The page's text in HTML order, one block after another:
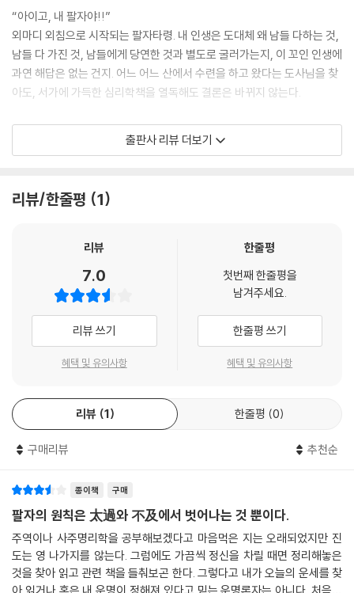
기 운명에 대한 모독이나 다름없다. 이런 식으로는 자기 운명의 주인이 될
수 없다. 운명의 주인이 된다는 것은 결과로 이어지는 촘촘한 원인망을 살
피고 주어진 결과를 몸으로 수용하는 일이다. 즉, 모든 인과에 책임을 지는
것이다. 결국 자기 스스로 풀어 낸 사주명리가 가장 자기 자신을 위한 사주
해석일 터이다. 따라서 사주명리를 스스로 익히는 것은 자신의 삶과 운명
을 해석하는 아주 괜찮은 방법론이 될 것이다.
---「사주명리학 개요: 운명의 열쇠를 찾아서」중에서
비행으로 바쁘고 힘든데 대학원이라니 주변에선 그게 가능하냐며 많이 놀
못 내는 일들을 별 어려움 없이 해내게 했다. 전공이 관광경영이니만큼 대
는 것도 재미있었고, 내가 승무원이라 더 주목받는 것도 좋았다. 이런 것들
이 나를 더 빛나게 해준다고 생각했기에 힘든 줄도 몰랐다.
---「비겁과다: 빛나고 싶은 경주마」중에서
일반적으로 무토가 갖는 대책 없는 낙관주의도 이에 한 몫을 했다. 누군가
의 돌봄을 기대할 수 없는 척박한 땅에서 살아가려면 스스로 살아남는 법
을 터득해야 하고 어떤 상황에서도 굴하지 않는 강인한 생명력이 필요하
는 힘겨움과 뿌듯함을 즐기는 경향이 있다. 거기다가 든든한 비견들까지
함께하니 좌절을 잘 모른다. 늘 자신이 있어 보인다. 언젠가 막내조카가 고
3의 힘겨움을 토로하면서 “고모는 어디서 그런 자신감이 나와?”라고 물
에는 힘든 처지에 있는 사람을 도우려는 사람들이 참 많다는 걸 믿는 데서
---「식상과다: 류머티즘, 나의 운명! 나의 스승!」중에서
주지하듯 난 어장관리 스캔들 이후 성공학으로 튀었다. 어장관리에서 성공
학이라니?! 대체 이 뜬금없는 전개는 어떻게 이해해야 할까? 흥미로운 건,
“아이고, 내 팔자야!!”
외마디 외침으로 시작되는 팔자타령. 내 인생은 도대체 왜 남들 다하는 것,
남들 다 가진 것, 남들에게 당연한 것과 별도로 굴러가는지, 이 꼬인 인생에
과연 해답은 없는 건지. 어느 어느 산에서 수련을 하고 왔다는 도사님을 찾
아도, 서가에 가득한 심리학책을 열독해도 결론은 바뀌지 않는다.
“사람들은 아프다. 아프고 또 괴롭다. 아픔과 괴로움, 둘은 아주 종종 겹쳐
진다. 암은 감기만큼 흔한 돌림병이 되었고, 자폐증과 우울증, 각종 정신질
사라져도, 그래서 고독과 불안에 떨고 있으면서도 스스로 ‘왜?’라는 질문
게 맡겨 버린다. 그럴수록 삶과 존재의 간극은 커져만 간다.”(고미숙, 「글
미신 내지는 거리에 즐비한 사주카페로 소비되는 ‘사주팔자’를 가지고 무
려 ‘자기구원’을 모토로 사주 글쓰기를 시도한 『몸과 삶이 만나는 글, 누드
글쓰기』(이하 『누드 글쓰기』)가 나오게 된 이유다. 『사주명리 한자교실, 갑
자서당』에 이어 두번째로 선보이는 출판사 ‘북드라망’의 신개념 사주명리
원으로서의 앎과 수련을 위해 함께 공부하는 공동체 ‘감이당’에서 진행된
일종의 ‘자기이해&비전탐구 프로젝트’다. 고전평론가 고미숙을 필두로 한
의학과 명리학을 함께 공부하는 학인들 사이에서 ‘누드 글쓰기’라고 하는
하나의 장르가 될 정도로, 이 ‘치유로서의 글쓰기’는 자기 삶의 풀리지 않는
‘이야기’가 되는 순간, 상처는 사라진다-자기구원으로서의 글쓰기
산다는 것은 하나의 틀로 설명할 수 없는 일이다. 하지만 자기가 살아온 날
을 해석하지도 이해하지도 못하면 우리는 길을 잃고 만다. 자기가 어디에
어떻게 왜 서게 되었는지 알지 못하면 어디로도 갈 수 없다. 우스개로, 노래
출판사 리뷰 더보기
리뷰/한줄평 1
리뷰
7.0
리뷰 쓰기
혜택 및 유의사항
한줄평
첫번째 한줄평을
남겨주세요.
한줄평 쓰기
혜택 및 유의사항
리뷰 1 한줄평 0
구매리뷰 추천순
종이책 구매
팔자의 원칙은 太過와 不及에서 벗어나는 것 뿐이다.
주역이나 사주명리학을 공부해보겠다고 마음먹은 지는 오래되었지만 진
도는 영 나가지를 않는다. 그럼에도 가끔씩 정신을 차릴 때면 정리해놓은
것을 찾아 읽고 관련 책을 들춰보곤 한다. 그렇다고 내가 오늘의 운세를 찾